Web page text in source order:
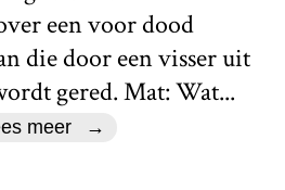
een voor dood
die door een visser uit
gered. Mat: Wat...
meer